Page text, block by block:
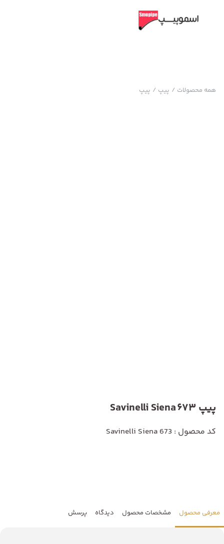
همه محصولات / پیپ / پیپ
پیپ Savinelli Siena 673
کد محصول : Savinelli Siena 673
معرفی محصول مشخصات محصول دیدگاه پرسش